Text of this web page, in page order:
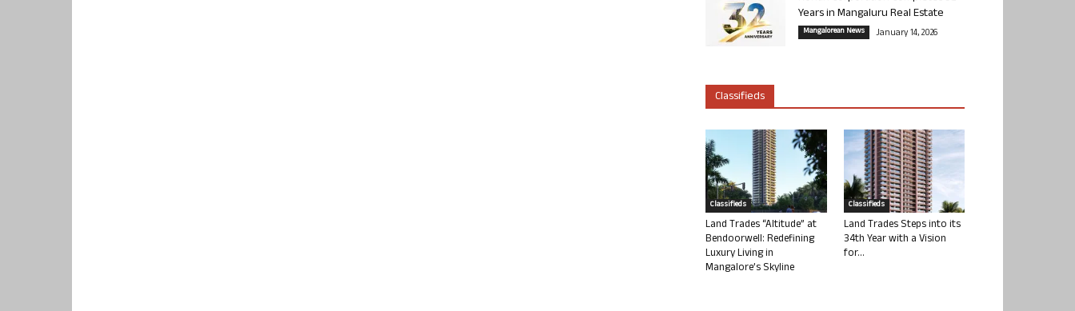
Years in Mangaluru Real Estate
Mangalorean News January 14, 2026
Classifieds
Classifieds
Land Trades “Altitude” at
Bendoorwell: Redefining
Luxury Living in
Mangalore’s Skyline
Classifieds
Land Trades Steps into its
34th Year with a Vision
for...